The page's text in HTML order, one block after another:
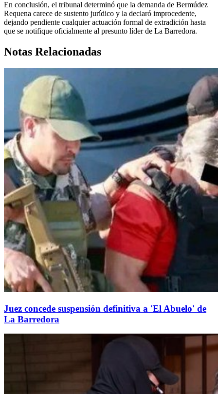
En conclusión, el tribunal determinó que la demanda de Bermúdez
Requena carece de sustento jurídico y la declaró improcedente,
dejando pendiente cualquier actuación formal de extradición hasta
que se notifique oficialmente al presunto líder de La Barredora.
Notas Relacionadas
Juez concede suspensión definitiva a 'El Abuelo' de
La Barredora